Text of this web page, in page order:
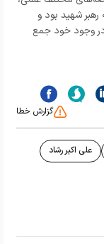
شهید بود و
وجود خود جمع
گزارش خطا
علی اکبر رشاد